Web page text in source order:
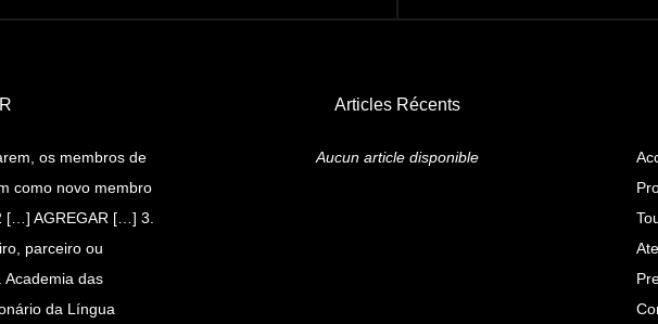
os membros de
como novo membro
[…] AGREGAR […] 3.
parceiro ou
Academia das
da Língua
Articles Récents
Aucun article disponible